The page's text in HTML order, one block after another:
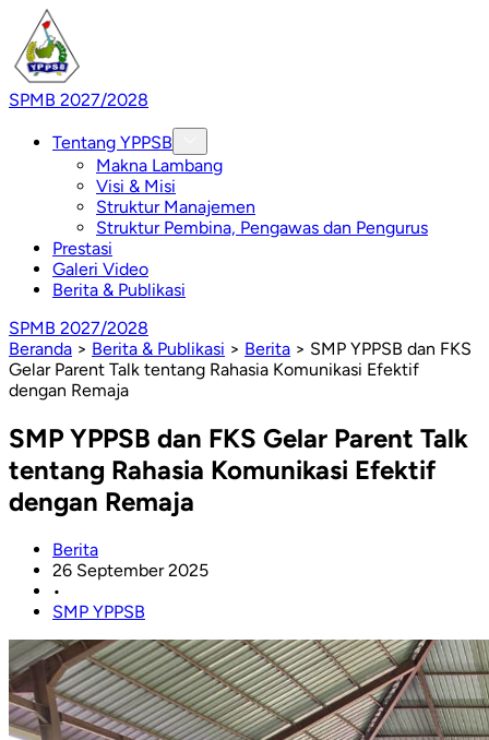
SPMB 2027/2028
Tentang YPPSB
Makna Lambang
Visi & Misi
Struktur Manajemen
Struktur Pembina, Pengawas dan Pengurus
Prestasi
Galeri Video
Berita & Publikasi
SPMB 2027/2028
Beranda > Berita & Publikasi > Berita > SMP YPPSB dan FKS
Gelar Parent Talk tentang Rahasia Komunikasi Efektif
dengan Remaja
SMP YPPSB dan FKS Gelar Parent Talk
tentang Rahasia Komunikasi Efektif
dengan Remaja
Berita
26 September 2025
•
SMP YPPSB